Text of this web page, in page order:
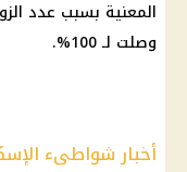
المعنية بسبب عدد
وصلت لـ 100%.
أخبار شواطىء